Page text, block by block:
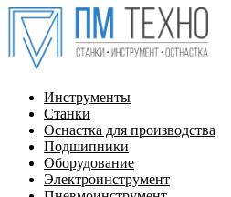
Инструменты
Станки
Оснастка для производства
Подшипники
Оборудование
Электроинструмент